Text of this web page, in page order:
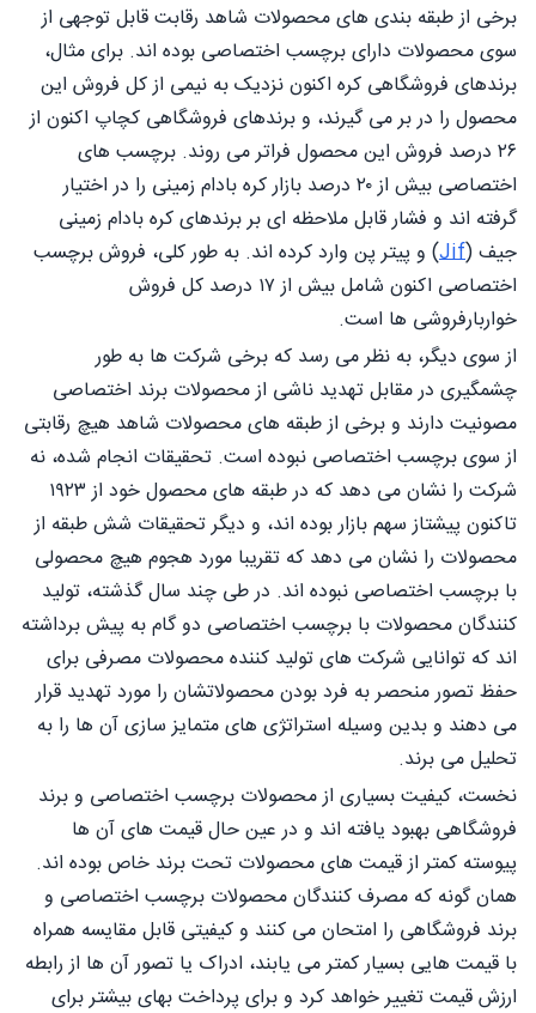
برخی از طبقه بندی های محصولات شاهد رقابت قابل توجهی از
سوی محصولات دارای برچسب اختصاصی بوده اند. برای مثال،
برندهای فروشگاهی کره اکنون نزدیک به نیمی از کل فروش این
محصول را در بر می گیرند، و برندهای فروشگاهی کچاپ اکنون از
۲۶ درصد فروش این محصول فراتر می روند. برچسب های
اختصاصی بیش از ۲۰ درصد بازار کره بادام زمینی را در اختیار
گرفته اند و فشار قابل ملاحظه ای بر برندهای کره بادام زمینی
جیف (Jif) و پیتر پن وارد کرده اند. به طور کلی، فروش برچسب
اختصاصی اکنون شامل بیش از ۱۷ درصد کل فروش
خواربارفروشی ها است.
از سوی دیگر، به نظر می رسد که برخی شرکت ها به طور
چشمگیری در مقابل تهدید ناشی از محصولات برند اختصاصی
مصونیت دارند و برخی از طبقه های محصولات شاهد هیچ رقابتی
از سوی برچسب اختصاصی نبوده است. تحقیقات انجام شده، نه
شرکت را نشان می دهد که در طبقه های محصول خود از ۱۹۲۳
تاکنون پیشتاز سهم بازار بوده اند، و دیگر تحقیقات شش طبقه از
محصولات را نشان می دهد که تقریبا مورد هجوم هیچ محصولی
با برچسب اختصاصی نبوده اند. در طی چند سال گذشته، تولید
کنندگان محصولات با برچسب اختصاصی دو گام به پیش برداشته
اند که توانایی شرکت های تولید کننده محصولات مصرفی برای
حفظ تصور منحصر به فرد بودن محصولاتشان را مورد تهدید قرار
می دهند و بدین وسیله استراتژی های متمایز سازی آن ها را به
تحلیل می برند.
نخست، کیفیت بسیاری از محصولات برچسب اختصاصی و برند
فروشگاهی بهبود یافته اند و در عین حال قیمت های آن ها
پیوسته کمتر از قیمت های محصولات تحت برند خاص بوده اند.
همان گونه که مصرف کنندگان محصولات برچسب اختصاصی و
برند فروشگاهی را امتحان می کنند و کیفیتی قابل مقایسه همراه
با قیمت هایی بسیار کمتر می یابند، ادراک یا تصور آن ها از رابطه
ارزش قیمت تغییر خواهد کرد و برای پرداخت بهای بیشتر برای